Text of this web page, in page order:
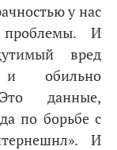
у нас
проблемы. И
вред
и обильно
данные,
по борьбе с
И